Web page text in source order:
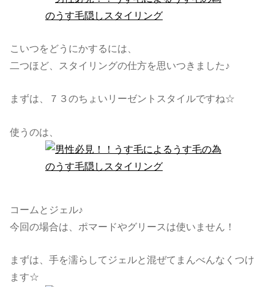
こいつをどうにかするには、
二つほど、スタイリングの仕方を思いつきました♪
まずは、７３のちょいリーゼントスタイルですね☆
使うのは、
コームとジェル♪
今回の場合は、ポマードやグリースは使いません！
まずは、手を濡らしてジェルと混ぜてまんべんなくつけ
ます☆